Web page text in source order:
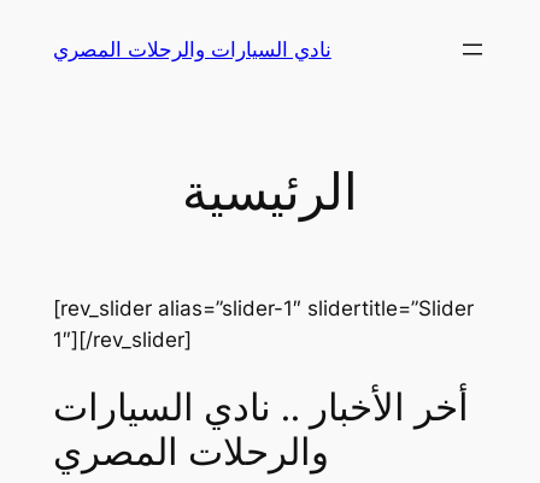
نادي السيارات والرحلات المصري
الرئيسية
[rev_slider alias=”slider-1″ slidertitle=”Slider
1″][/rev_slider]
أخر الأخبار .. نادي السيارات
والرحلات المصري